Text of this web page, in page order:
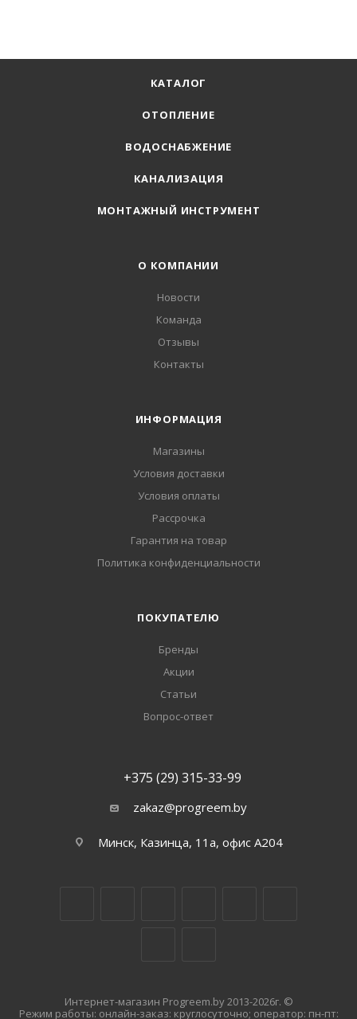
КАТАЛОГ
ОТОПЛЕНИЕ
ВОДОСНАБЖЕНИЕ
КАНАЛИЗАЦИЯ
МОНТАЖНЫЙ ИНСТРУМЕНТ
О КОМПАНИИ
Новости
Команда
Отзывы
Контакты
ИНФОРМАЦИЯ
Магазины
Условия доставки
Условия оплаты
Рассрочка
Гарантия на товар
Политика конфиденциальности
ПОКУПАТЕЛЮ
Бренды
Акции
Статьи
Вопрос-ответ
+375 (29) 315-33-99
zakaz@progreem.by
Минск, Казинца, 11а, офис А204
Интернет-магазин Progreem.by 2013-2026г. ©
Режим работы: онлайн-заказ: круглосуточно; оператор: пн-пт: